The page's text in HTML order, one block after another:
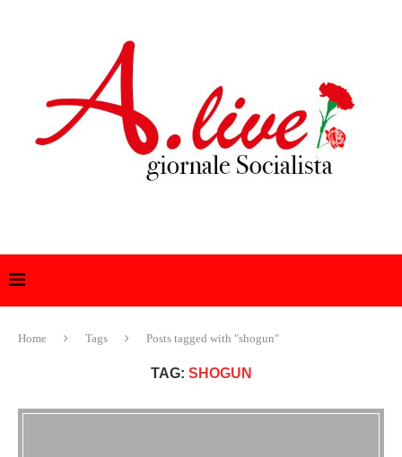
Home Tags Posts tagged with "shogun"
TAG: SHOGUN